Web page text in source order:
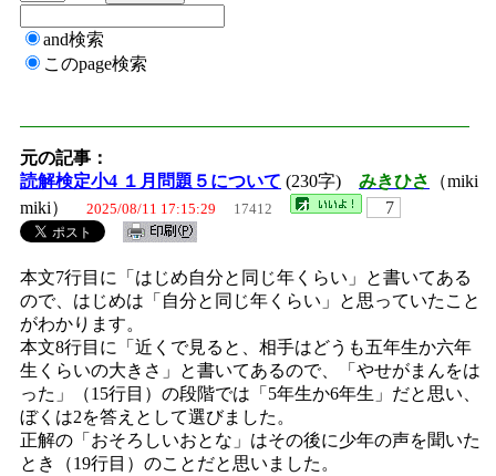
and検索
このpage検索
元の記事：
読解検定小4 １月問題５について (230字) みきひさ
（miki
miki） 2025/08/11 17:15:29 17412 7
本文7行目に「はじめ自分と同じ年くらい」と書いてある
ので、はじめは「自分と同じ年くらい」と思っていたこと
がわかります。
本文8行目に「近くで見ると、相手はどうも五年生か六年
生くらいの大きさ」と書いてあるので、「やせがまんをは
った」（15行目）の段階では「5年生か6年生」だと思い、
ぼくは2を答えとして選びました。
正解の「おそろしいおとな」はその後に少年の声を聞いた
とき（19行目）のことだと思いました。